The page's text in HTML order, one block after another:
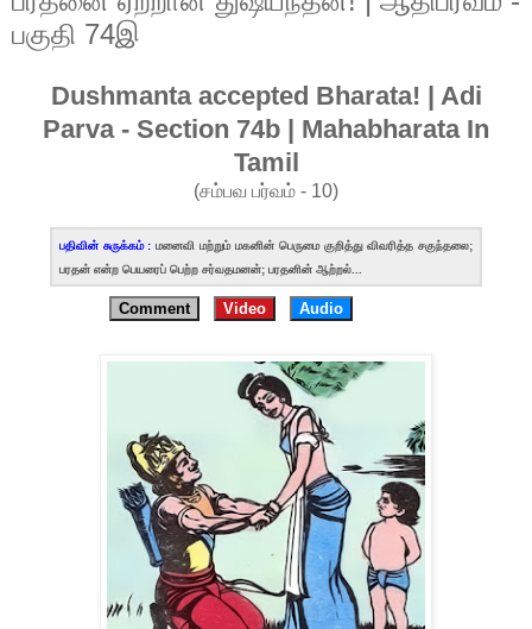
பகுதி 74இ
Dushmanta accepted Bharata! | Adi
Parva - Section 74b | Mahabharata In
Tamil
(சம்பவ பர்வம் - 10)
பதிவின் சுருக்கம் : மனைவி மற்றும் மகனின் பெருமை குறித்து விவரித்த சகுந்தலை;
பரதன் என்ற பெயரைப் பெற்ற சர்வதமனன்; பரதனின் ஆற்றல்...
Comment Video Audio